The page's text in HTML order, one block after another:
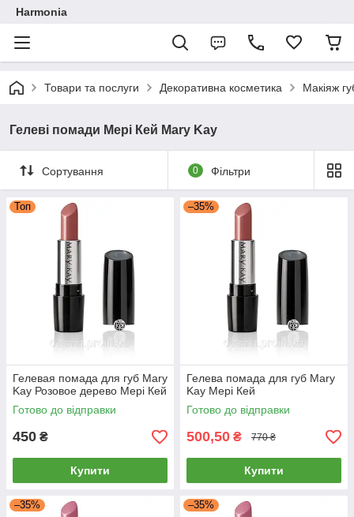
Harmonia
Товари та послуги Декоративна косметика Макіяж
Гелеві помади Мері Кей Mary Kay
Сортування 0 Фільтри
Топ
Гелевая помада для губ Mary
Kay Розовое дерево Мері Кей
Готово до відправки
450 ₴
Купити
–35%
Гелева помада для губ Mary
Kay Мері Кей
Готово до відправки
500,50 ₴ 770 ₴
Купити
–35% –35%